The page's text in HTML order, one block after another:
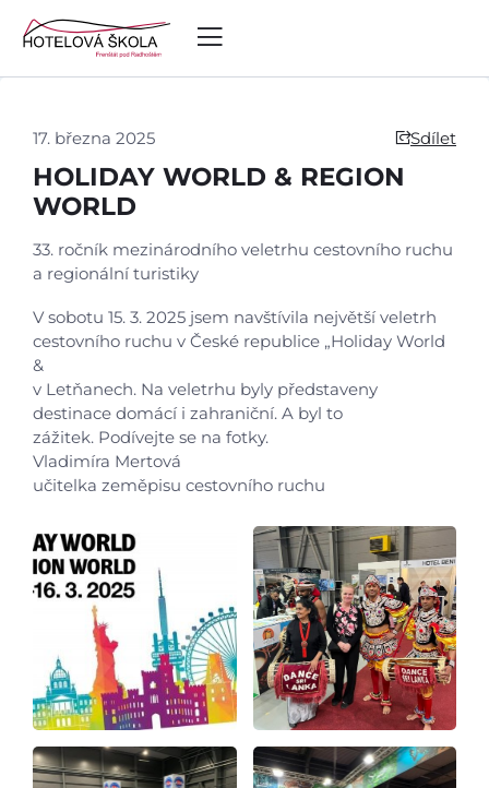
Úvod
Aktuálně
Škola
Studium
17. března 2025 Sdílet
HOLIDAY WORLD & REGION
WORLD
33. ročník mezinárodního veletrhu cestovního ruchu
a regionální turistiky
V sobotu 15. 3. 2025 jsem navštívila největší veletrh
cestovního ruchu v České republice „Holiday World
&
v Letňanech. Na veletrhu byly představeny
destinace domácí i zahraniční. A byl to
zážitek. Podívejte se na fotky.
Vladimíra Mertová
učitelka zeměpisu cestovního ruchu